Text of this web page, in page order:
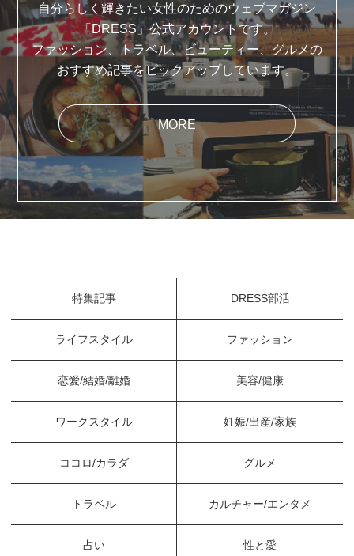
自分らしく輝きたい女性のためのウェブマガジン
「DRESS」公式アカウントです。
ファッション、トラベル、ビューティー、グルメの
おすすめ記事をピックアップしています。
MORE
特集記事 DRESS部活
ライフスタイル ファッション
恋愛/結婚/離婚 美容/健康
ワークスタイル 妊娠/出産/家族
ココロ/カラダ グルメ
トラベル カルチャー/エンタメ
占い 性と愛